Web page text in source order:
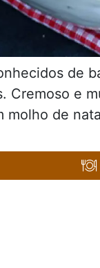
de
Cremoso e
molho de